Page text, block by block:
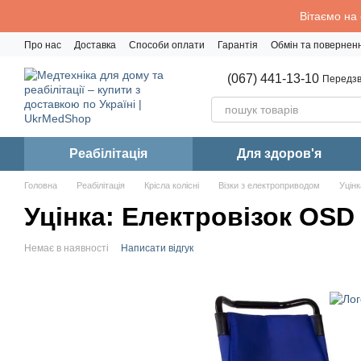
Вітаємо
Про нас Доставка Способи оплати Гарантія
Обмін та
(067) 441-13-10
Реабiлiтацiя Для здоров'я
Головна Реабiлiтацiя Крісла колісні Візки з електроприводом
Уцінка: Електровізок
Немає в наявності Написати відгук